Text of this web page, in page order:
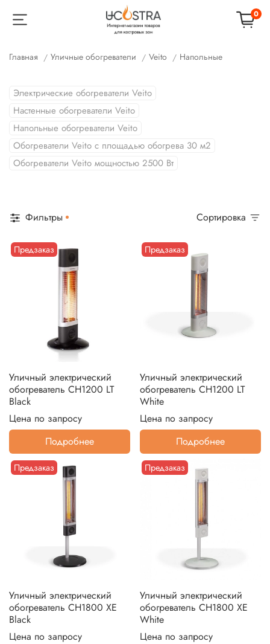
0
Главная Уличные обогреватели Veito Напольные
Электрические обогреватели Veito
Настенные обогреватели Veito
Напольные обогреватели Veito
Обогреватели Veito с площадью обогрева 30 м2
Обогреватели Veito мощностью 2500 Вт
Фильтры Сортировка
Предзаказ
Уличный электрический
обогреватель CH1200 LT
Black
Цена по запросу
Подробнее
Предзаказ
Уличный электрический
обогреватель CH1200 LT
White
Цена по запросу
Подробнее
Предзаказ
Уличный электрический
обогреватель CH1800 XE
Black
Цена по запросу
Предзаказ
Уличный электрический
обогреватель CH1800 XE
White
Цена по запросу